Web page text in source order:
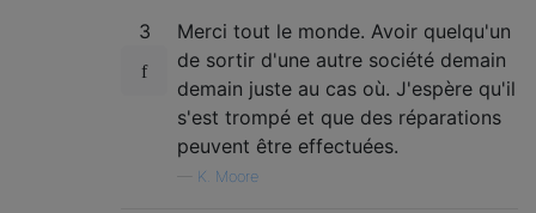
3
Merci tout le monde. Avoir quelqu'un
de sortir d'une autre société demain
demain juste au cas où. J'espère qu'il
s'est trompé et que des réparations
peuvent être effectuées.
K. Moore